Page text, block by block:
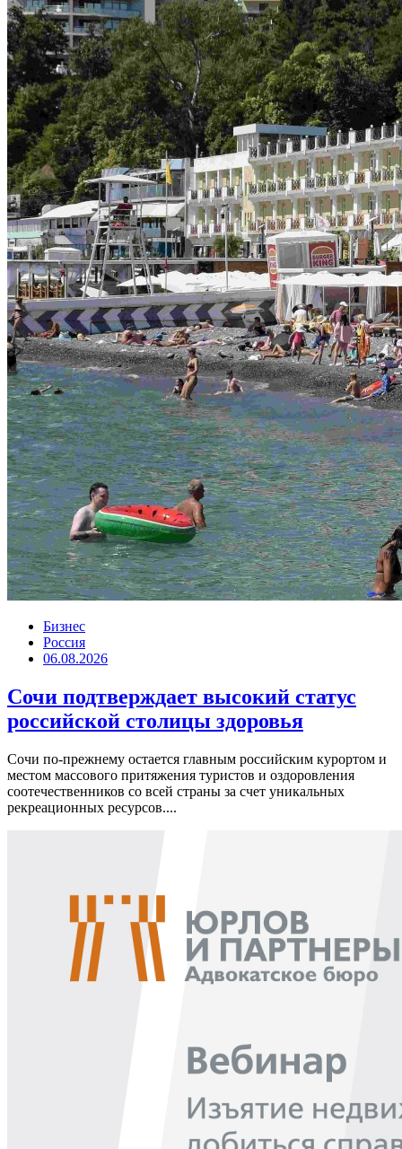
Бизнес
Россия
06.08.2026
Сочи подтверждает высокий статус
российской столицы здоровья
Сочи по-прежнему остается главным российским курортом и
местом массового притяжения туристов и оздоровления
соотечественников со всей страны за счет уникальных
рекреационных ресурсов....